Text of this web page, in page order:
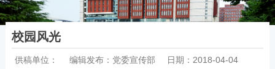
校园风光
供稿单位： 编辑发布：党委宣传部 日期：2018-04-04